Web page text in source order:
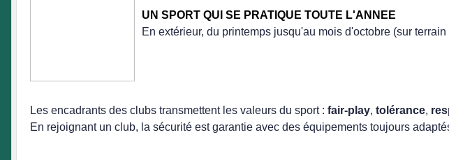
UN SPORT QUI SE PRATIQUE TOUTE L'ANNEE
En extérieur, du printemps jusqu'au mois d'octobre (sur
Les encadrants des clubs transmettent les valeurs du sport : fair-play, tolérance,
En rejoignant un club, la sécurité est garantie avec des équipements toujours